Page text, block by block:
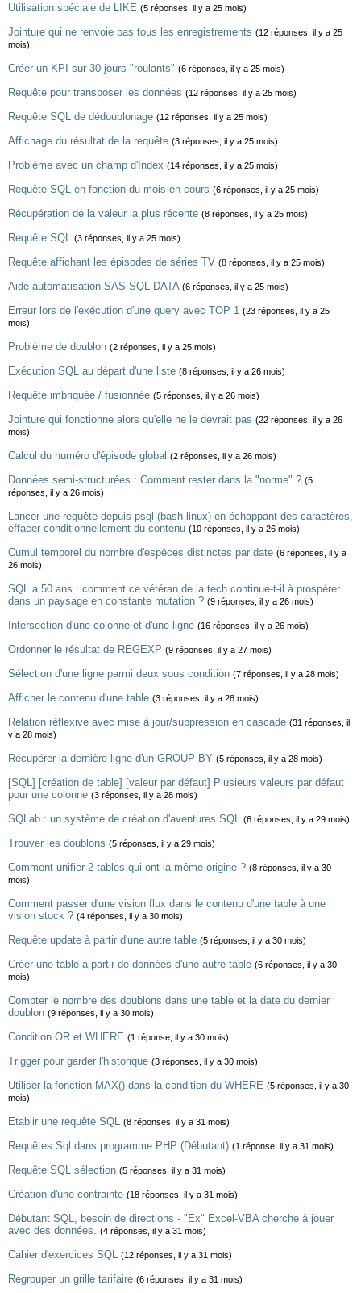
Utilisation spéciale de LIKE (5 réponses, il y a 25 mois)
Jointure qui ne renvoie pas tous les enregistrements (12 réponses, il y a 25
mois)
Créer un KPI sur 30 jours "roulants" (6 réponses, il y a 25 mois)
Requête pour transposer les données (12 réponses, il y a 25 mois)
Requête SQL de dédoublonage (12 réponses, il y a 25 mois)
Affichage du résultat de la requête (3 réponses, il y a 25 mois)
Problème avec un champ d'Index (14 réponses, il y a 25 mois)
Requête SQL en fonction du mois en cours (6 réponses, il y a 25 mois)
Récupération de la valeur la plus récente (8 réponses, il y a 25 mois)
Requête SQL (3 réponses, il y a 25 mois)
Requête affichant les épisodes de séries TV (8 réponses, il y a 25 mois)
Aide automatisation SAS SQL DATA (6 réponses, il y a 25 mois)
Erreur lors de l'exécution d'une query avec TOP 1 (23 réponses, il y a 25
mois)
Problème de doublon (2 réponses, il y a 25 mois)
Exécution SQL au départ d'une liste (8 réponses, il y a 26 mois)
Requête imbriquée / fusionnée (5 réponses, il y a 26 mois)
Jointure qui fonctionne alors qu'elle ne le devrait pas (22 réponses, il y a 26
mois)
Calcul du numéro d'épisode global (2 réponses, il y a 26 mois)
Données semi-structurées : Comment rester dans la "norme" ? (5
réponses, il y a 26 mois)
Lancer une requête depuis psql (bash linux) en échappant des caractères,
effacer conditionnellement du contenu (10 réponses, il y a 26 mois)
Cumul temporel du nombre d'espèces distinctes par date (6 réponses, il y a
26 mois)
SQL a 50 ans : comment ce vétéran de la tech continue-t-il à prospérer
dans un paysage en constante mutation ? (9 réponses, il y a 26 mois)
Intersection d'une colonne et d'une ligne (16 réponses, il y a 26 mois)
Ordonner le résultat de REGEXP (9 réponses, il y a 27 mois)
Sélection d'une ligne parmi deux sous condition (7 réponses, il y a 28 mois)
Afficher le contenu d'une table (3 réponses, il y a 28 mois)
Relation réflexive avec mise à jour/suppression en cascade (31 réponses, il
y a 28 mois)
Récupérer la dernière ligne d'un GROUP BY (5 réponses, il y a 28 mois)
[SQL] [création de table] [valeur par défaut] Plusieurs valeurs par défaut
pour une colonne (3 réponses, il y a 28 mois)
SQLab : un système de création d'aventures SQL (6 réponses, il y a 29 mois)
Trouver les doublons (5 réponses, il y a 29 mois)
Comment unifier 2 tables qui ont la même origine ? (8 réponses, il y a 30
mois)
Comment passer d'une vision flux dans le contenu d'une table à une
vision stock ? (4 réponses, il y a 30 mois)
Requête update à partir d'une autre table (5 réponses, il y a 30 mois)
Créer une table à partir de données d'une autre table (6 réponses, il y a 30
mois)
Compter le nombre des doublons dans une table et la date du dernier
doublon (9 réponses, il y a 30 mois)
Condition OR et WHERE (1 réponse, il y a 30 mois)
Trigger pour garder l'historique (3 réponses, il y a 30 mois)
Utiliser la fonction MAX() dans la condition du WHERE (5 réponses, il y a 30
mois)
Etablir une requête SQL (8 réponses, il y a 31 mois)
Requêtes Sql dans programme PHP (Débutant) (1 réponse, il y a 31 mois)
Requête SQL sélection (5 réponses, il y a 31 mois)
Création d'une contrainte (18 réponses, il y a 31 mois)
Débutant SQL, besoin de directions - "Ex" Excel-VBA cherche à jouer
avec des données. (4 réponses, il y a 31 mois)
Cahier d'exercices SQL (12 réponses, il y a 31 mois)
Regrouper un grille tarifaire (6 réponses, il y a 31 mois)